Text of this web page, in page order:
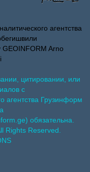
агентства
Arno
цитировании, или
с
агентства Грузинформ
обязательна.
Rights Reserved.